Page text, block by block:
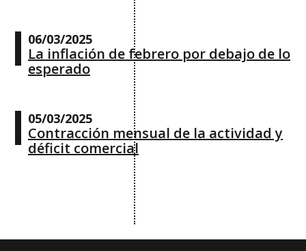
06/03/2025
La inflación de febrero por debajo de lo
esperado
05/03/2025
Contracción mensual de la actividad y
déficit comercial